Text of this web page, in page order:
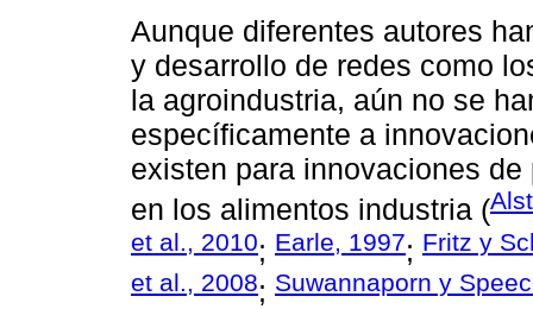
Aunque diferentes autores
y desarrollo de redes como
la agroindustria, aún no se
específicamente a
existen para innovaciones
en los alimentos industria (
et al., 2010; Earle, 1997; Fritz y
et al., 2008; Suwannaporn y